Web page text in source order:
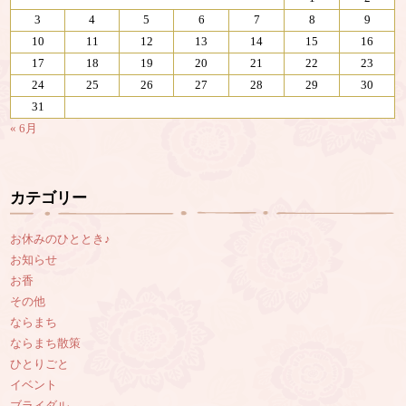
3
4 5 6 7 8
9
10
11 12 13 14 15
16
17
18 19 20 21 22
23
24
25 26 27 28 29
30
31
« 6月
カテゴリー
お休みのひととき♪
お知らせ
お香
その他
ならまち
ならまち散策
ひとりごと
イベント